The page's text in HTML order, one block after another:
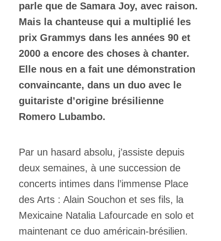
parle que de Samara Joy, avec raison.
Mais la chanteuse qui a multiplié les
prix Grammys dans les années 90 et
2000 a encore des choses à chanter.
Elle nous en a fait une démonstration
convaincante, dans un duo avec le
guitariste d’origine brésilienne
Romero Lubambo.
Par un hasard absolu, j’assiste depuis
deux semaines, à une succession de
concerts intimes dans l’immense Place
des Arts : Alain Souchon et ses fils, la
Mexicaine Natalia Lafourcade en solo et
maintenant ce duo américain-brésilien.